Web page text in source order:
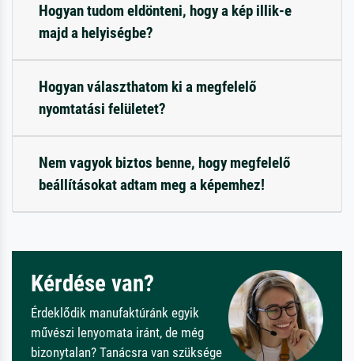
Hogyan tudom eldönteni, hogy a kép illik-e
majd a helyiségbe?
Hogyan választhatom ki a megfelelő
nyomtatási felületet?
Nem vagyok biztos benne, hogy megfelelő
beállításokat adtam meg a képemhez!
Kérdése van?
Érdeklődik manufaktúránk egyik
művészi lenyomata iránt, de még
bizonytalan? Tanácsra van szüksége